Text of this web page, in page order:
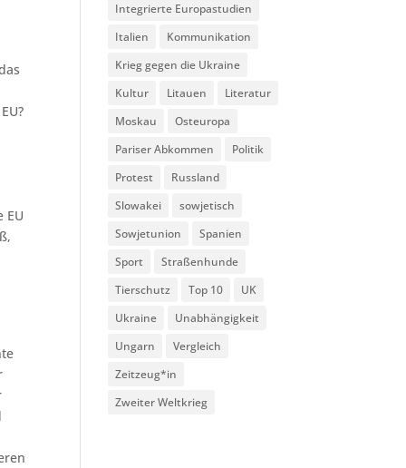
EU
Integrierte Europastudien
Italien
Kommunikation
Krieg gegen die Ukraine
Kultur
Litauen
Literatur
Moskau
Osteuropa
Pariser Abkommen
Politik
Protest
Russland
Slowakei
sowjetisch
Sowjetunion
Spanien
Sport
Straßenhunde
Tierschutz
Top 10
UK
Ukraine
Unabhängigkeit
Ungarn
Vergleich
Zeitzeug*in
Zweiter Weltkrieg